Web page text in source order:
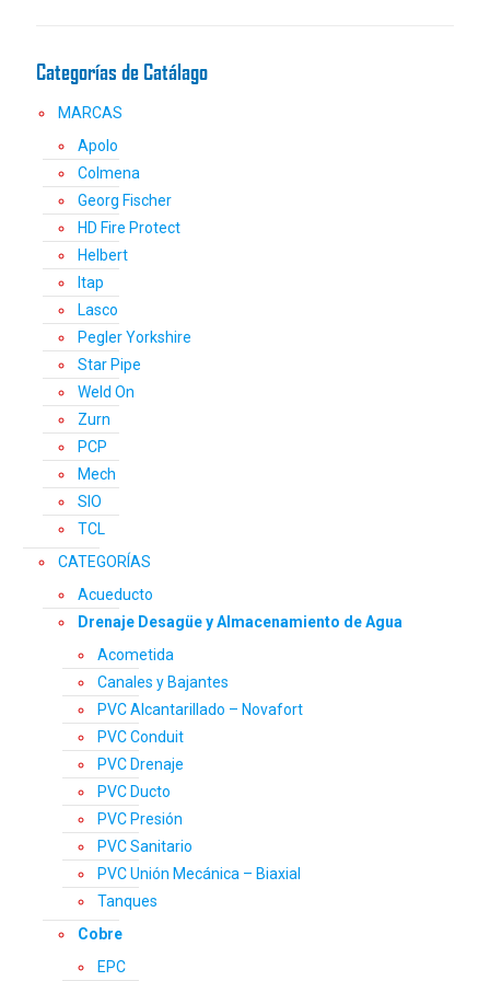
página
producto
Categorías de Catálago
MARCAS
Apolo
Colmena
Georg Fischer
HD Fire Protect
Helbert
Itap
Lasco
Pegler Yorkshire
Star Pipe
Weld On
Zurn
PCP
Mech
SIO
TCL
CATEGORÍAS
Acueducto
Drenaje Desagüe y Almacenamiento de Agua
Acometida
Canales y Bajantes
PVC Alcantarillado – Novafort
PVC Conduit
PVC Drenaje
PVC Ducto
PVC Presión
PVC Sanitario
PVC Unión Mecánica – Biaxial
Tanques
Cobre
EPC